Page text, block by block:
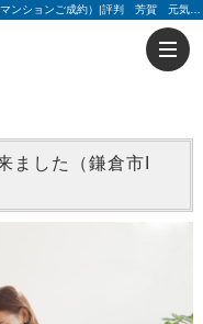
ました（鎌倉市I